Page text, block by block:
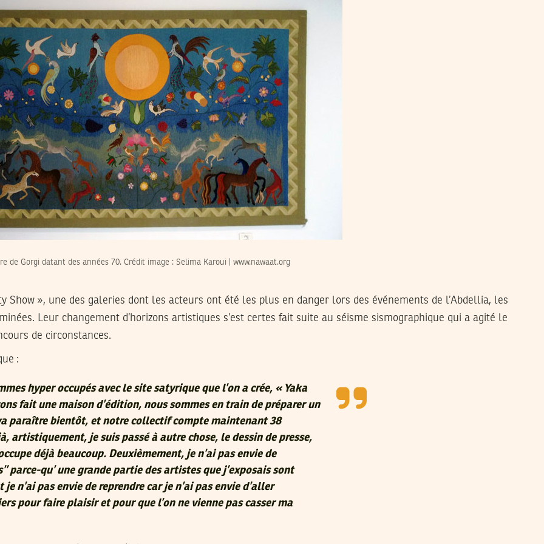
de Gorgi datant des années 70. Crédit image : Selima Karoui | www.nawaat.org
Show », une des galeries dont les acteurs ont été les plus en danger lors des événements de l’Abdellia, les
Leur changement d’horizons artistiques s’est certes fait suite au séisme sismographique qui a agité le
de circonstances.
:
hyper occupés avec le site satyrique que l’on a crée, « Yaka
fait une maison d’édition, nous sommes en train de préparer un
paraître bientôt, et notre collectif compte maintenant 38
artistiquement, je suis passé à autre chose, le dessin de presse,
déjà beaucoup. Deuxièmement, je n’ai pas envie de
parce-qu’ une grande partie des artistes que j’exposais sont
n’ai pas envie de reprendre car je n’ai pas envie d’aller
pour faire plaisir et pour que l’on ne vienne pas casser ma